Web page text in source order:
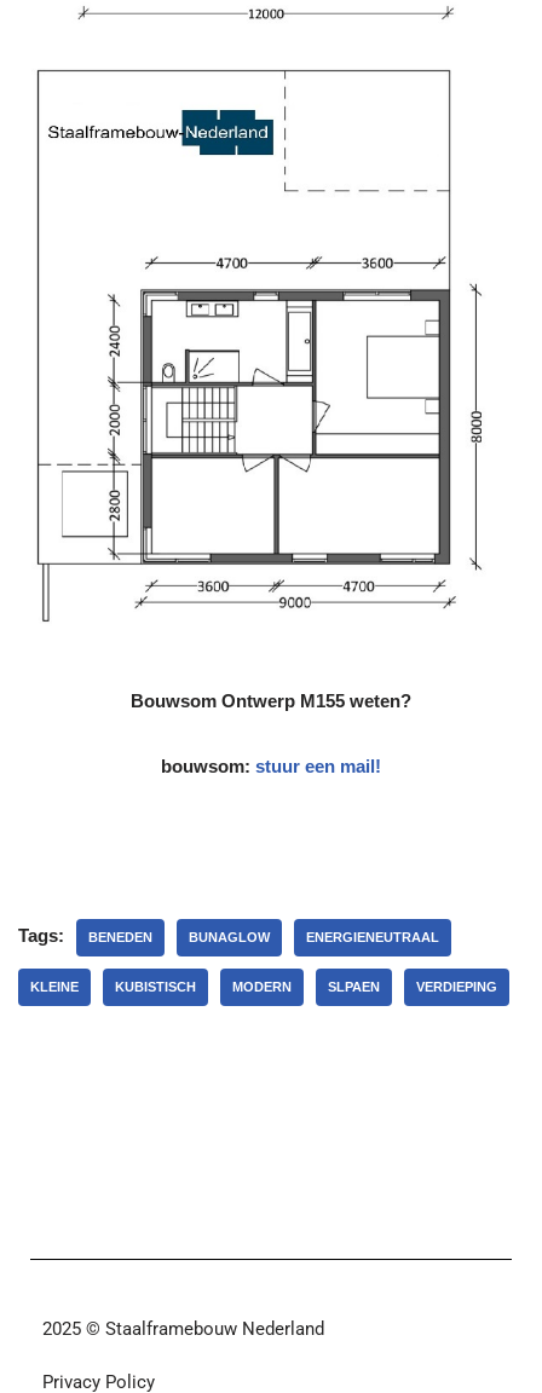
Bouwsom Ontwerp M155 weten?
bouwsom: stuur een mail!
Tags: BENEDEN BUNAGLOW ENERGIENEUTRAAL
KLEINE KUBISTISCH MODERN SLPAEN VERDIEPING
2025 © Staalframebouw Nederland
Privacy Policy